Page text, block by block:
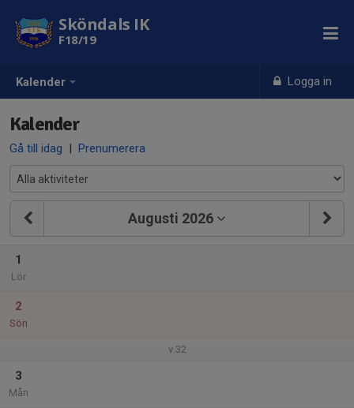
Kalender Logga in
Sköndals IK
F18/19
Kalender
Gå till idag | Prenumerera
Augusti 2026
1
Lör
2
Sön
v.32
3
Mån